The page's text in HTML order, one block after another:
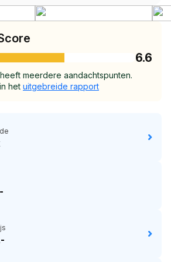
6.6
meerdere aandachtspunten.
het uitgebreide rapport